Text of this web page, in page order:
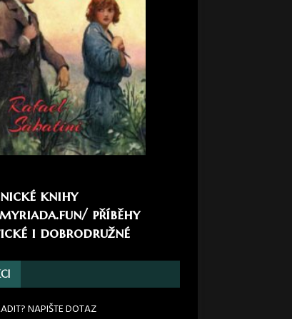
knihy
příběhy
i dobrodružné
NAPIŠTE DOTAZ